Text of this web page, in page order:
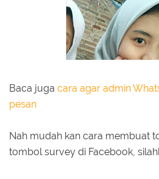
Baca juga cara agar admin
pesan
Nah mudah kan cara membuat
tombol survey di Facebook,